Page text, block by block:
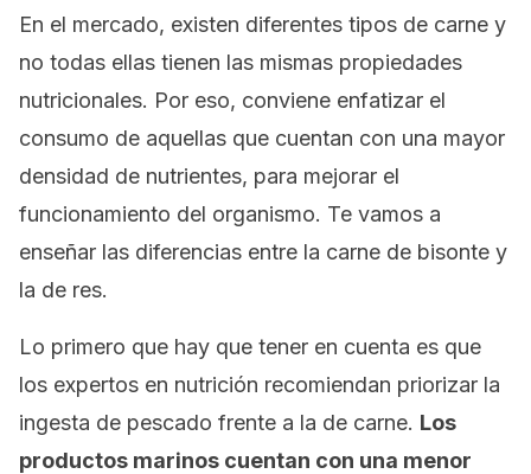
En el mercado, existen diferentes tipos de carne y
no todas ellas tienen las mismas propiedades
nutricionales. Por eso, conviene enfatizar el
consumo de aquellas que cuentan con una mayor
densidad de nutrientes, para mejorar el
funcionamiento del organismo. Te vamos a
enseñar las diferencias entre la carne de bisonte y
la de res.
Lo primero que hay que tener en cuenta es que
los expertos en nutrición recomiendan priorizar la
ingesta de pescado frente a la de carne. Los
productos marinos cuentan con una menor